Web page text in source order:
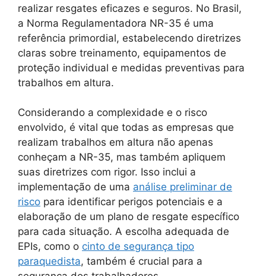
realizar resgates eficazes e seguros. No Brasil,
a Norma Regulamentadora NR-35 é uma
referência primordial, estabelecendo diretrizes
claras sobre treinamento, equipamentos de
proteção individual e medidas preventivas para
trabalhos em altura.
Considerando a complexidade e o risco
envolvido, é vital que todas as empresas que
realizam trabalhos em altura não apenas
conheçam a NR-35, mas também apliquem
suas diretrizes com rigor. Isso inclui a
implementação de uma análise preliminar de
risco para identificar perigos potenciais e a
elaboração de um plano de resgate específico
para cada situação. A escolha adequada de
EPIs, como o cinto de segurança tipo
paraquedista, também é crucial para a